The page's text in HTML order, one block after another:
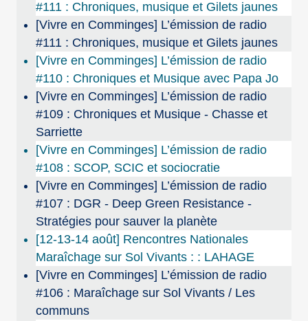
#111 : Chroniques, musique et Gilets jaunes
[Vivre en Comminges] L’émission de radio
#111 : Chroniques, musique et Gilets jaunes
[Vivre en Comminges] L’émission de radio
#110 : Chroniques et Musique avec Papa Jo
[Vivre en Comminges] L’émission de radio
#109 : Chroniques et Musique - Chasse et
Sarriette
[Vivre en Comminges] L’émission de radio
#108 : SCOP, SCIC et sociocratie
[Vivre en Comminges] L’émission de radio
#107 : DGR - Deep Green Resistance -
Stratégies pour sauver la planète
[12-13-14 août] Rencontres Nationales
Maraîchage sur Sol Vivants : : LAHAGE
[Vivre en Comminges] L’émission de radio
#106 : Maraîchage sur Sol Vivants / Les
communs